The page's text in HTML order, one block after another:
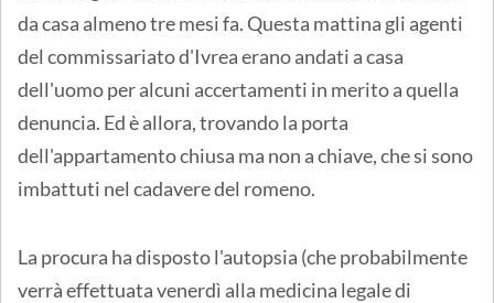
da casa almeno tre mesi fa. Questa mattina gli agenti
del commissariato d'Ivrea erano andati a casa
dell'uomo per alcuni accertamenti in merito a quella
denuncia. Ed è allora, trovando la porta
dell'appartamento chiusa ma non a chiave, che si sono
imbattuti nel cadavere del romeno.
La procura ha disposto l'autopsia (che probabilmente
verrà effettuata venerdì alla medicina legale di